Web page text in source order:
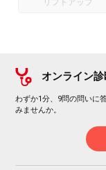
リフトアップ
オンライン診
わずか1分、9問の問いに
みませんか。